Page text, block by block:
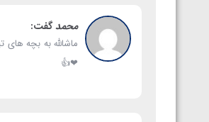
محمدگفت:
ماشالله به بچه های
❤👍